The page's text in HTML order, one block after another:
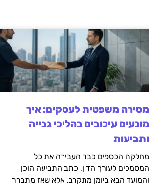
מסירה משפטית לעסקים: איך
מונעים עיכובים בהליכי גבייה
ותביעות
מחלקת הכספים כבר העבירה את כל
המסמכים לעורך הדין, כתב התביעה הוכן
והמועד הבא ביומן מתקרב. אלא שאז מתברר